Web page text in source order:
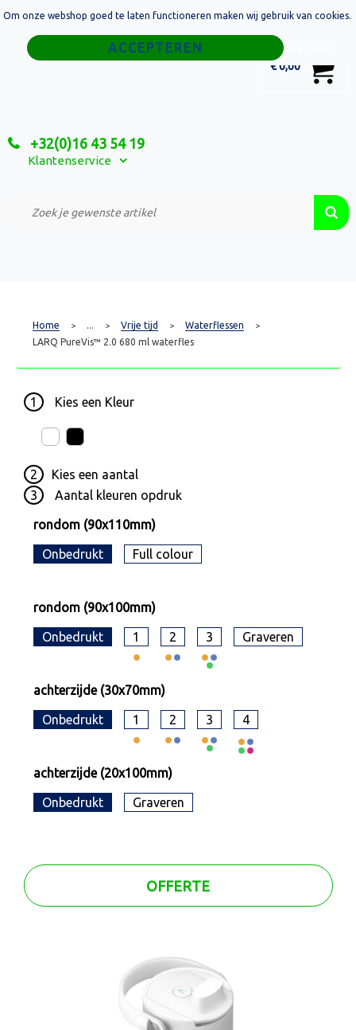
€ 0,00
+32(0)16 43 54 19
Klantenservice
Home
Relatiegeschenken
Custom Made Projecten
Home > ... > Vrije tijd > Waterflessen >
LARQ PureVis™ 2.0 680 ml waterfles
1 Kies een Kleur
2 Kies een aantal
3
Aantal kleuren opdruk
rondom (90x110mm)
Onbedrukt Full colour
rondom (90x100mm)
Onbedrukt 1 2 3 Graveren
achterzijde (30x70mm)
Onbedrukt 1 2 3 4
achterzijde (20x100mm)
Onbedrukt Graveren
OFFERTE
Om onze webshop goed te laten functioneren maken wij gebruik van cookies.